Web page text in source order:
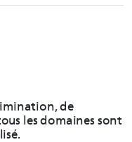
de
les domaines sont